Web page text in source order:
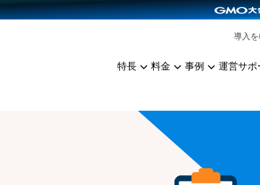
特長 料金 事例 運営サポ
導入
雑貨販売
料金シミュレーション
コミュニティイベントCarty
YouTubeチャンネル